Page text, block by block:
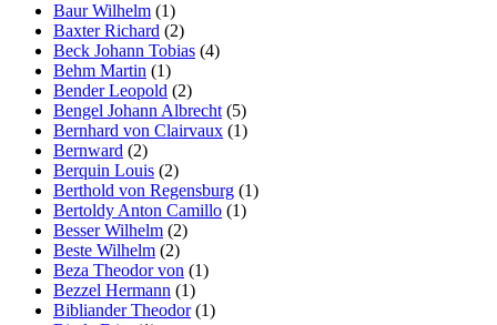
Baur Wilhelm (1)
Baxter Richard (2)
Beck Johann Tobias (4)
Behm Martin (1)
Bender Leopold (2)
Bengel Johann Albrecht (5)
Bernhard von Clairvaux (1)
Bernward (2)
Berquin Louis (2)
Berthold von Regensburg (1)
Bertoldy Anton Camillo (1)
Besser Wilhelm (2)
Beste Wilhelm (2)
Beza Theodor von (1)
Bezzel Hermann (1)
Bibliander Theodor(1)